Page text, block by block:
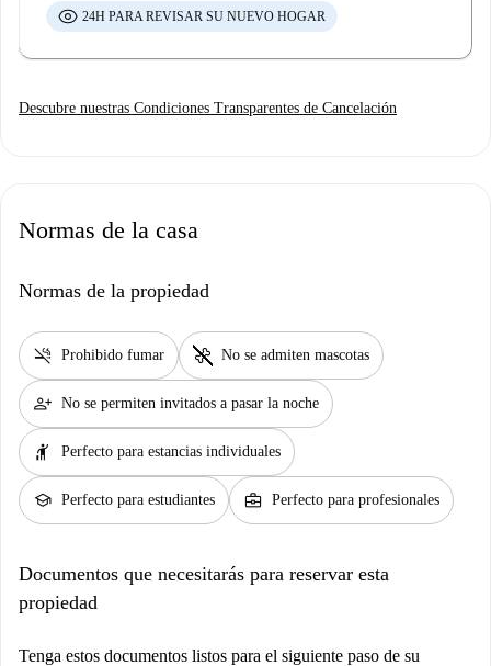
24H PARA REVISAR SU NUEVO HOGAR
Descubre nuestras Condiciones Transparentes de Cancelación
Normas de la casa
Normas de la propiedad
smoke_free Prohibido fumar pet_supplies No se admiten mascotas
person_add No se permiten invitados a pasar la noche
hail Perfecto para estancias individuales
school Perfecto para estudiantes business_center Perfecto para profesionales
Documentos que necesitarás para reservar esta
propiedad
Tenga estos documentos listos para el siguiente paso de su